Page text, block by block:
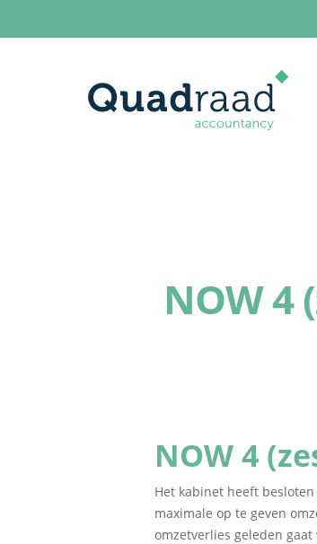
NOW 4
NOW 4
Het kabinet heeft
maximale op te geven
omzetverlies geleden